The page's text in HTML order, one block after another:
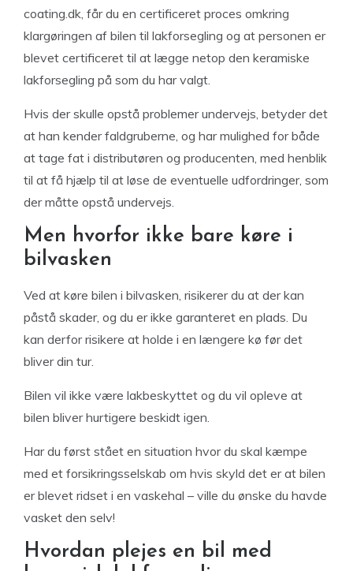
coating.dk, får du en certificeret proces omkring
klargøringen af bilen til lakforsegling og at personen er
blevet certificeret til at lægge netop den keramiske
lakforsegling på som du har valgt.
Hvis der skulle opstå problemer undervejs, betyder det
at han kender faldgruberne, og har mulighed for både
at tage fat i distributøren og producenten, med henblik
til at få hjælp til at løse de eventuelle udfordringer, som
der måtte opstå undervejs.
Men hvorfor ikke bare køre i
bilvasken
Ved at køre bilen i bilvasken, risikerer du at der kan
påstå skader, og du er ikke garanteret en plads. Du
kan derfor risikere at holde i en længere kø før det
bliver din tur.
Bilen vil ikke være lakbeskyttet og du vil opleve at
bilen bliver hurtigere beskidt igen.
Har du først stået en situation hvor du skal kæmpe
med et forsikringsselskab om hvis skyld det er at bilen
er blevet ridset i en vaskehal – ville du ønske du havde
vasket den selv!
Hvordan plejes en bil med